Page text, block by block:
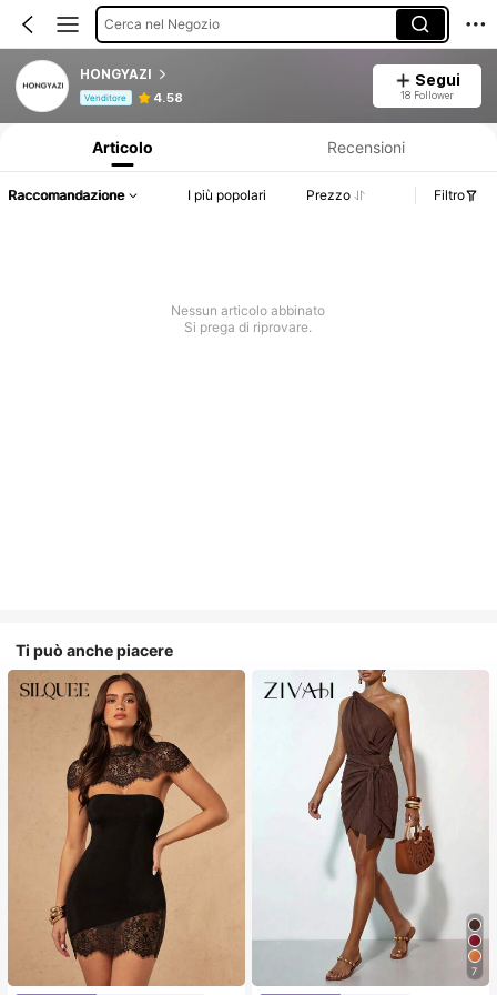
Cerca nel Negozio
HONGYAZI
Venditore 4.58
Segui
18 Follower
Articolo Recensioni
Raccomandazione I più popolari Prezzo Filtro
Nessun articolo abbinato
Si prega di riprovare.
Ti può anche piacere
7